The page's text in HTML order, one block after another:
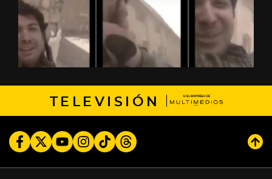
TELEVISIÓN
FacebookTwitterYoutubeInstagram
TikTokThreads